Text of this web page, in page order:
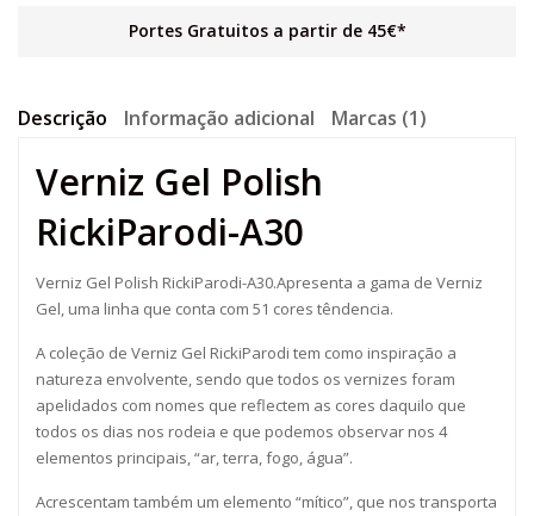
Portes Gratuitos a partir de 45€*
Descrição Informação adicional Marcas (1)
Verniz Gel Polish
RickiParodi-A30
Verniz Gel Polish RickiParodi-A30.Apresenta a gama de Verniz
Gel, uma linha que conta com 51 cores têndencia.
A coleção de Verniz Gel RickiParodi tem como inspiração a
natureza envolvente, sendo que todos os vernizes foram
apelidados com nomes que reflectem as cores daquilo que
todos os dias nos rodeia e que podemos observar nos 4
elementos principais, “ar, terra, fogo, água”.
Acrescentam também um elemento “mítico”, que nos transporta